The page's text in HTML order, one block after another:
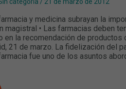
categoría / 21 de marzo de 2012
y medicina subrayan la
magistral • Las farmacias deben
en la recomendación de productos
21 de marzo. La fidelización del
fue uno de los asuntos